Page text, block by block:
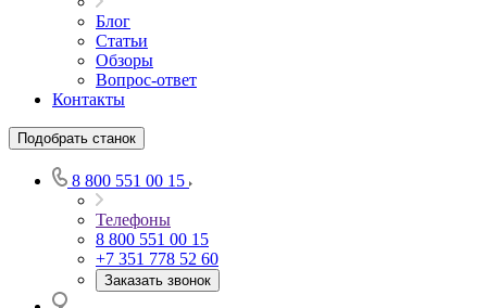
Блог
Статьи
Обзоры
Вопрос-ответ
Контакты
Подобрать станок
8 800 551 00 15
Телефоны
8 800 551 00 15
+7 351 778 52 60
Заказать звонок